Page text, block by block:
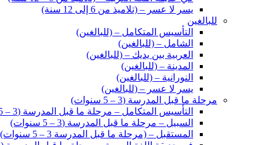
يسر لا عسر – (تلاميذ من 6 إلى 12 سنة)
للبالغين
التأسيس المتكامل – (للبالغين)
الشامل – (للبالغين)
العربية بين يديك – (للبالغين)
المدينة – (للبالغين)
النورانية – (للبالغين)
يسر لا عسر – (للبالغين)
مرحلة ما قبل المدرسة (3 – 5 سنوات)
التأسيس المتكامل – مرحلة ما قبل المدرسة (3 – 5 سنوات)
السبيل – مرحلة ما قبل المدرسة (3 – 5 سنوات)
المستقبل – (مرحلة ما قبل المدرسة 3 – 5 سنوات)